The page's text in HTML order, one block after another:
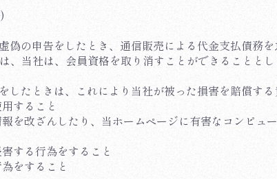
偽の申告をしたとき、通信販売による代金支払債務
、当社は、会員資格を取り消すことができることとし
したときは、これにより当社が被った損害を賠償する
すること
を改ざんしたり、当ホームページに有害なコンピュ
する行為をすること
をすること